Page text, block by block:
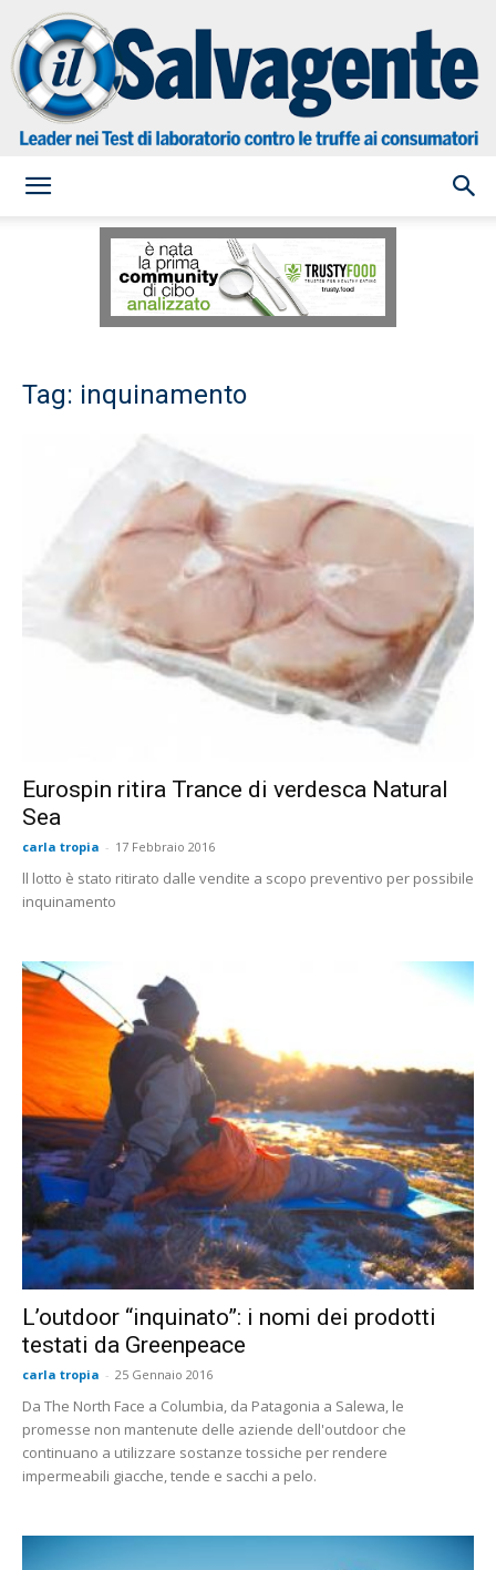
Salvagente
Tag: inquinamento
Eurospin ritira Trance di verdesca Natural
Sea
carla tropia - 17 Febbraio 2016
ll lotto è stato ritirato dalle vendite a scopo preventivo per possibile
inquinamento
L’outdoor “inquinato”: i nomi dei prodotti
testati da Greenpeace
carla tropia - 25 Gennaio 2016
Da The North Face a Columbia, da Patagonia a Salewa, le
promesse non mantenute delle aziende dell'outdoor che
continuano a utilizzare sostanze tossiche per rendere
impermeabili giacche, tende e sacchi a pelo.